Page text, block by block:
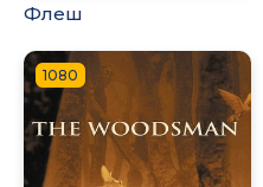
Флеш
1080